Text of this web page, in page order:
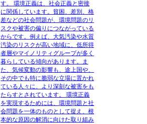
す。 環境正義は、社会正義と密接
に関係しています。貧困、差別、格
差などの社会問題が、環境問題のリ
スクや被害の偏りにつながっている
からです。例えば、大気汚染や水質
汚染のリスクが高い地域に、低所得
者層やマイノリティグループが多く
暮らしている傾向があります。ま
た、気候変動の影響も、途上国や、
その中でも特に脆弱な立場に置かれ
ている人々に、より深刻な被害をも
たらすとされています。 環境正義
を実現するためには、環境問題と社
会問題を一体のものとして捉え、根
本的な原因の解消に向けた取り組み